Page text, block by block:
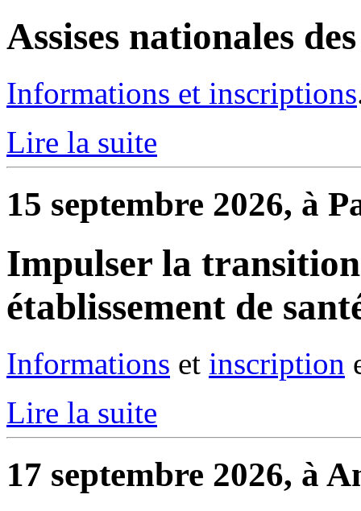
Assises nationales
Informations et inscriptions
Lire la suite
15 septembre 2026, à
Impulser la transition
établissement de
Informations et inscription
Lire la suite
17 septembre 2026, à